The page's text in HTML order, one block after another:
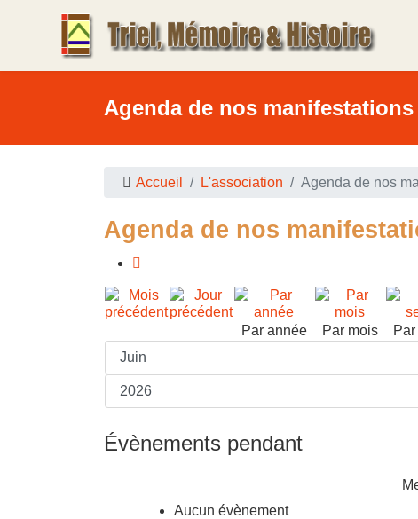
Agenda de nos manifestations
Accueil L'association Agenda de nos
Agenda de nos
Par année Par mois
Évènements pendant
Aucun évènement